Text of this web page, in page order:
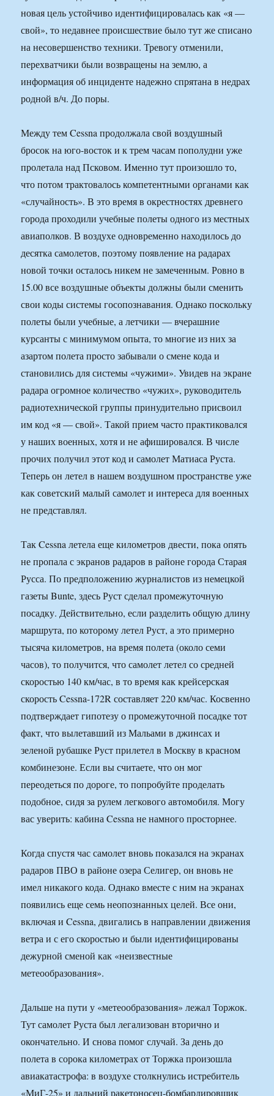
новая цель устойчиво идентифицировалась как «я —
свой», то недавнее происшествие было тут же списано
на несовершенство техники. Тревогу отменили,
перехватчики были возвращены на землю, а
информация об инциденте надежно спрятана в недрах
родной в/ч. До поры.
Между тем Cessna продолжала свой воздушный
бросок на юго-восток и к трем часам пополудни уже
пролетала над Псковом. Именно тут произошло то,
что потом трактовалось компетентными органами как
«случайность». В это время в окрестностях древнего
города проходили учебные полеты одного из местных
авиаполков. В воздухе одновременно находилось до
десятка самолетов, поэтому появление на радарах
новой точки осталось никем не замеченным. Ровно в
15.00 все воздушные объекты должны были сменить
свои коды системы госопознавания. Однако поскольку
полеты были учебные, а летчики — вчерашние
курсанты с минимумом опыта, то многие из них за
азартом полета просто забывали о смене кода и
становились для системы «чужими». Увидев на экране
радара огромное количество «чужих», руководитель
радиотехнической группы принудительно присвоил
им код «я — свой». Такой прием часто практиковался
у наших военных, хотя и не афишировался. В числе
прочих получил этот код и самолет Матиаса Руста.
Теперь он летел в нашем воздушном пространстве уже
как советский малый самолет и интереса для военных
не представлял.
Так Cessna летела еще километров двести, пока опять
не пропала с экранов радаров в районе города Старая
Русса. По предположению журналистов из немецкой
газеты Bunte, здесь Руст сделал промежуточную
посадку. Действительно, если разделить общую длину
маршрута, по которому летел Руст, а это примерно
тысяча километров, на время полета (около семи
часов), то получится, что самолет летел со средней
скоростью 140 км/час, в то время как крейсерская
скорость Cessna-172R составляет 220 км/час. Косвенно
подтверждает гипотезу о промежуточной посадке тот
факт, что вылетавший из Мальами в джинсах и
зеленой рубашке Руст прилетел в Москву в красном
комбинезоне. Если вы считаете, что он мог
переодеться по дороге, то попробуйте проделать
подобное, сидя за рулем легкового автомобиля. Могу
вас уверить: кабина Cessna не намного просторнее.
Когда спустя час самолет вновь показался на экранах
радаров ПВО в районе озера Селигер, он вновь не
имел никакого кода. Однако вместе с ним на экранах
появились еще семь неопознанных целей. Все они,
включая и Cessna, двигались в направлении движения
ветра и с его скоростью и были идентифицированы
дежурной сменой как «неизвестные
метеообразования».
Дальше на пути у «метеообразования» лежал Торжок.
Тут самолет Руста был легализован вторично и
окончательно. И снова помог случай. За день до
полета в сорока километрах от Торжка произошла
авиакатастрофа: в воздухе столкнулись истребитель
«МиГ-25» и дальний ракетоносец-бомбардировщик